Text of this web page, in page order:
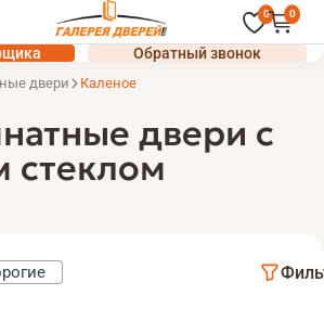
0 0
Обратный звонок
двери Каленое
двери с
стеклом